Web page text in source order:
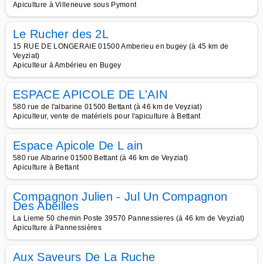
Apiculture à Villeneuve sous Pymont
Le Rucher des 2L
15 RUE DE LONGERAIE 01500 Amberieu en bugey (à 45 km de
Veyziat)
Apiculteur à Ambérieu en Bugey
ESPACE APICOLE DE L'AIN
580 rue de l'albarine 01500 Bettant (à 46 km de Veyziat)
Apiculteur, vente de matériels pour l'apiculture à Bettant
Espace Apicole De L ain
580 rue Albarine 01500 Bettant (à 46 km de Veyziat)
Apiculture à Bettant
Compagnon Julien - Jul Un Compagnon
Des Abeilles
La Lieme 50 chemin Poste 39570 Pannessieres (à 46 km de Veyziat)
Apiculture à Pannessières
Aux Saveurs De La Ruche